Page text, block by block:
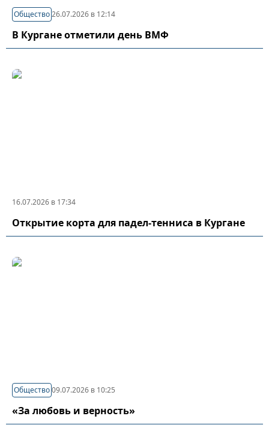
Общество26.07.2026 в 12:14
В Кургане отметили день ВМФ
16.07.2026 в 17:34
Открытие корта для падел-тенниса в Кургане
Общество09.07.2026 в 10:25
«За любовь и верность»